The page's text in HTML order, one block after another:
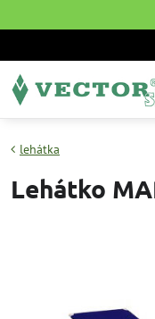
lehátka
Lehátko